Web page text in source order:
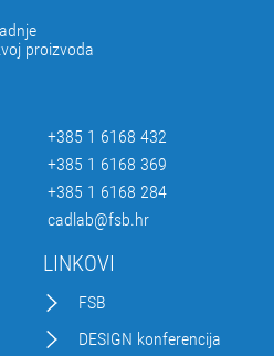
proizvoda
+385 1 6168 432
+385 1 6168 369
+385 1 6168 284
cadlab@fsb.hr
LINKOVI
FSB
DESIGN konferencija